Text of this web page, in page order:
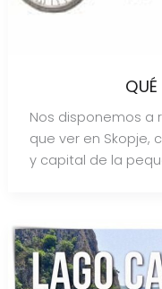
QUÉ
Nos disponemos a
que ver en Skopje,
y capital de la